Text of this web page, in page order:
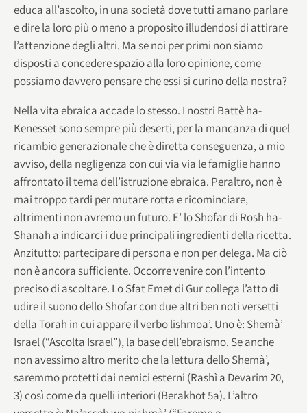
educa all’ascolto, in una società dove tutti amano parlare
e dire la loro più o meno a proposito illudendosi di attirare
l’attenzione degli altri. Ma se noi per primi non siamo
disposti a concedere spazio alla loro opinione, come
possiamo davvero pensare che essi si curino della nostra?
Nella vita ebraica accade lo stesso. I nostri Battè ha-
Kenesset sono sempre più deserti, per la mancanza di quel
ricambio generazionale che è diretta conseguenza, a mio
avviso, della negligenza con cui via via le famiglie hanno
affrontato il tema dell’istruzione ebraica. Peraltro, non è
mai troppo tardi per mutare rotta e ricominciare,
altrimenti non avremo un futuro. E’ lo Shofar di Rosh ha-
Shanah a indicarci i due principali ingredienti della ricetta.
Anzitutto: partecipare di persona e non per delega. Ma ciò
non è ancora sufficiente. Occorre venire con l’intento
preciso di ascoltare. Lo Sfat Emet di Gur collega l’atto di
udire il suono dello Shofar con due altri ben noti versetti
della Torah in cui appare il verbo lishmoa’. Uno è: Shemà’
Israel (“Ascolta Israel”), la base dell’ebraismo. Se anche
non avessimo altro merito che la lettura dello Shemà’,
saremmo protetti dai nemici esterni (Rashì a Devarim 20,
3) così come da quelli interiori (Berakhot 5a). L’altro